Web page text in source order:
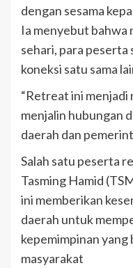
dengan sesama
Ia menyebut bahwa
sehari, para peserta
koneksi satu sama
“Retreat ini
menjalin hubungan
daerah dan
Salah satu peserta
Tasming Hamid
ini memberikan
daerah untuk
kepemimpinan
masyarakat